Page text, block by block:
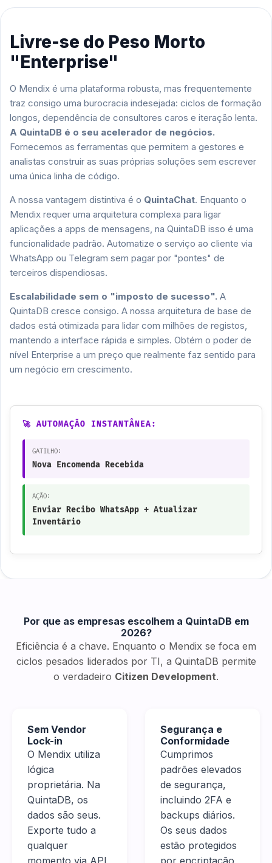
Livre-se do Peso Morto
"Enterprise"
O Mendix é uma plataforma robusta, mas frequentemente
traz consigo uma burocracia indesejada: ciclos de formação
longos, dependência de consultores caros e iteração lenta.
A QuintaDB é o seu acelerador de negócios.
Fornecemos as ferramentas que permitem a gestores e
analistas construir as suas próprias soluções sem escrever
uma única linha de código.
A nossa vantagem distintiva é o QuintaChat. Enquanto o
Mendix requer uma arquitetura complexa para ligar
aplicações a apps de mensagens, na QuintaDB isso é uma
funcionalidade padrão. Automatize o serviço ao cliente via
WhatsApp ou Telegram sem pagar por "pontes" de
terceiros dispendiosas.
Escalabilidade sem o "imposto de sucesso". A
QuintaDB cresce consigo. A nossa arquitetura de base de
dados está otimizada para lidar com milhões de registos,
mantendo a interface rápida e simples. Obtém o poder de
nível Enterprise a um preço que realmente faz sentido para
um negócio em crescimento.
🚀 AUTOMAÇÃO INSTANTÂNEA:
GATILHO:
Nova Encomenda Recebida
AÇÃO:
Enviar Recibo WhatsApp + Atualizar
Inventário
Por que as empresas escolhem a QuintaDB em
2026?
Eficiência é a chave. Enquanto o Mendix se foca em
ciclos pesados liderados por TI, a QuintaDB permite
o verdadeiro Citizen Development.
Sem Vendor
Lock-in
O Mendix utiliza
lógica
proprietária. Na
QuintaDB, os
dados são seus.
Exporte tudo a
qualquer
momento via API
Segurança e
Conformidade
Cumprimos
padrões elevados
de segurança,
incluindo 2FA e
backups diários.
Os seus dados
estão protegidos
por encriptação